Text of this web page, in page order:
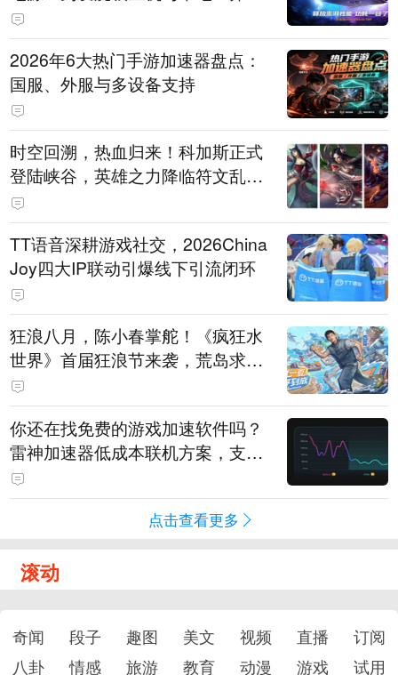
打造旗舰供电方案
2026年6大热门手游加速器盘点：
国服、外服与多设备支持
时空回溯，热血归来！科加斯正式
登陆峡谷，英雄之力降临符文乱
斗！
TT语音深耕游戏社交，2026China
Joy四大IP联动引爆线下引流闭环
狂浪八月，陈小春掌舵！《疯狂水
世界》首届狂浪节来袭，荒岛求生
直播即将开启
你还在找免费的游戏加速软件吗？
雷神加速器低成本联机方案，支持
免费试用
点击查看更多
滚动
奇闻 段子 趣图 美文 视频 直播
订阅
八卦
情感 旅游 教育 动漫 游戏 试用